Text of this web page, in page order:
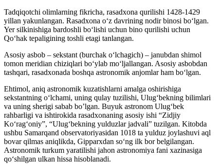
Tadqiqotchi olimlarning fikricha, rasadxona qurilishi 1428-1429
yillan yakunlangan. Rasadxona o‘z davrining nodir binosi bo‘lgan.
Yer silkinishiga bardoshli bo‘lishi uchun bino qurilishi uchun
Qo‘hak tepaligining toshli etagi tanlangan.
Asosiy asbob – sekstant (burchak o‘lchagich) – janubdan shimol
tomon meridian chiziqlari bo‘ylab mo‘ljallangan. Asosiy asbobdan
tashqari, rasadxonada boshqa astronomik anjomlar ham bo‘lgan.
Ehtimol, aniq astronomik kuzatishlarni amalga oshirishiga
sekstantning o‘lchami, uning qulay tuzilishi, Ulug‘bekning bilimlari
va uning sherigi sabab bo’lgan. Buyuk astronom Ulug‘bek
rahbarligi va ishtirokida rasadxonaning asosiy ishi “Zidjiy
Ko‘rag‘oniy”, “Ulug‘bekning yulduzlar jadvali” tuzilgan. Kitobda
ushbu Samarqand observatoriyasidan 1018 ta yulduz joylashuvi aql
bovar qilmas aniqlikda, Gipparxdan so‘ng ilk bor belgilangan.
Astronomik turkum yaratilishi jahon astronomiya fani xazinasiga
qo‘shilgan ulkan hissa hisoblanadi.